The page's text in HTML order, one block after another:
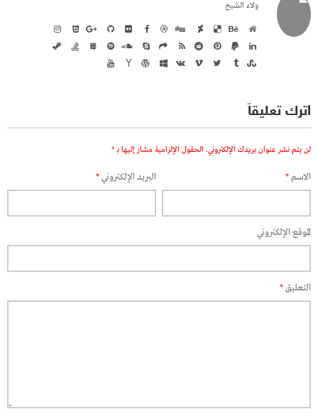
ولاء الشيخ
اترك تعليقاً
لن يتم نشر عنوان بريدك الإلكتروني. الحقول الإلزامية مشار إليها بـ *
الاسم* البريد الإلكتروني*
الموقع الإلكتروني
التعليق*